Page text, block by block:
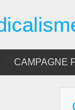
CAMPAGNE